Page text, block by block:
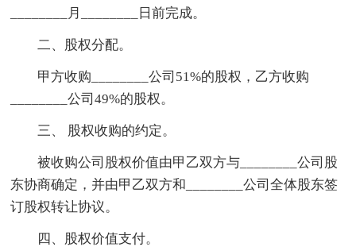
________月________日前完成。
二、股权分配。
甲方收购________公司51%的股权，乙方收购
________公司49%的股权。
三、 股权收购的约定。
被收购公司股权价值由甲乙双方与________公司股
东协商确定，并由甲乙双方和________公司全体股东签
订股权转让协议。
四、股权价值支付。